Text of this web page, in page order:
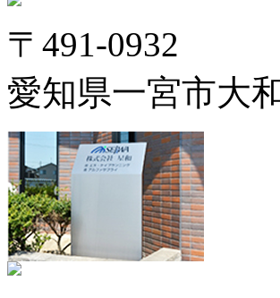
〒491-0932
愛知県一宮市大